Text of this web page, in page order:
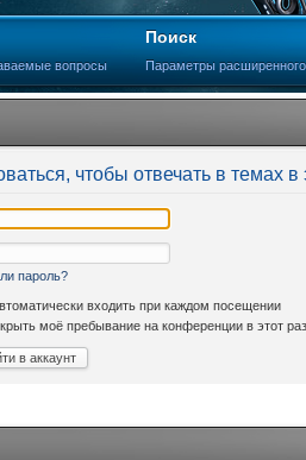
вопросы
Поиск
Параметры
чтобы отвечать в темах
пароль?
входить при каждом посещении
моё пребывание на конференции в этот раз